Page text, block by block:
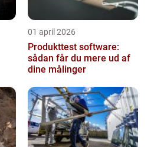
01 april 2026
Produkttest software:
sådan får du mere ud af
dine målinger